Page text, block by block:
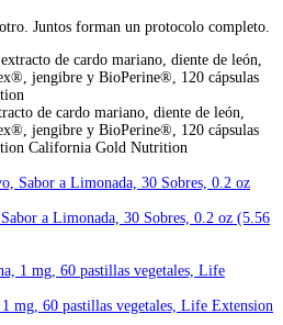
Juntos forman un protocolo completo.
de cardo mariano, diente de león,
jengibre y BioPerine®, 120 cápsulas
California Gold Nutrition
a Limonada, 30 Sobres, 0.2 oz (5.56
mg, 60 pastillas vegetales, Life Extension